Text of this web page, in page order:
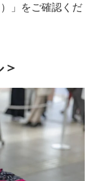
」をご確認くだ